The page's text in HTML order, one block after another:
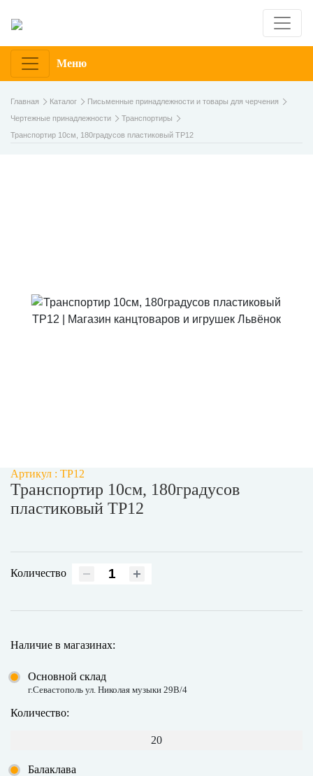
Меню
Главная Каталог
Письменные принадлежности и товары для черчения
Чертежные принадлежности
Транспортиры
Транспортир 10см, 180градусов пластиковый ТР12
Артикул : ТР12
Транспортир 10см, 180градусов
пластиковый ТР12
Количество
Наличие в магазинах:
Основной склад
г.Севастополь ул. Николая музыки 29В/4
Количество:
20
Балаклава